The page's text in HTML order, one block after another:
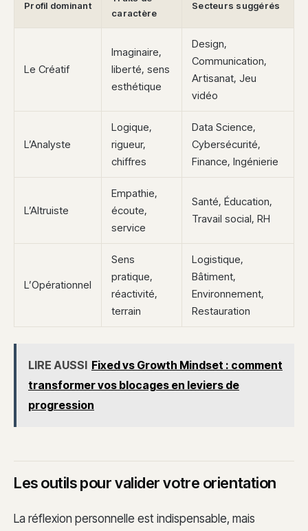
Profil dominant
caractère
Secteurs suggérés
Le Créatif
Imaginaire,
liberté, sens
esthétique
Design,
Communication,
Artisanat, Jeu
vidéo
L’Analyste
Logique,
rigueur,
chiffres
Data Science,
Cybersécurité,
Finance, Ingénierie
L’Altruiste
Empathie,
écoute,
service
Santé, Éducation,
Travail social, RH
L’Opérationnel
Sens
pratique,
réactivité,
terrain
Logistique,
Bâtiment,
Environnement,
Restauration
LIRE AUSSI Fixed vs Growth Mindset : comment
transformer vos blocages en leviers de
progression
Les outils pour valider votre orientation
La réflexion personnelle est indispensable, mais